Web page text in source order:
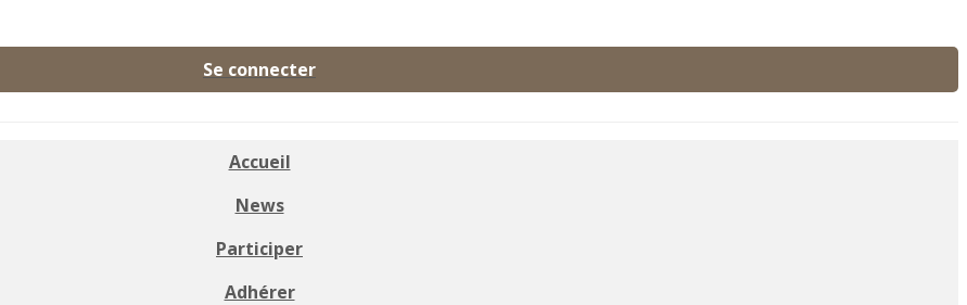
Se connecter
Accueil
News
Participer
Adhérer